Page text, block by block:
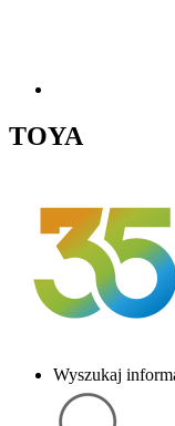
TOYA
Wyszukaj